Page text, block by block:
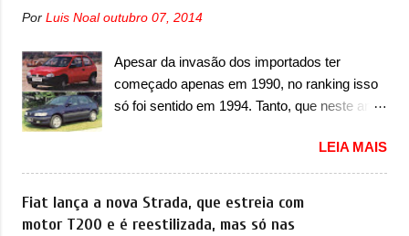
Basicamente sendo o hatch do SUV, o A05
vinculado ao SUV. Na dianteira, ele possui
faróis com um desenho mais retangular, com
um pequeno prolongamento para as laterais.
unidades afetadas precisam retornar a uma
de dois problemas. O primeiro deles será
uma atualização do software do módulo de
controle da bateria (AHCP e HCP). Para
realizada a verificação e, se necessário, a
substituição do motor do ventilador HVAC
(aquecimento, ventilação e ar-condicionado).
A marca também confirmou que “foi
Por Luis Noal outubro 07, 2014
Apesar da invasão dos importados ter
começado apenas em 1990, no ranking isso
só foi sentido em 1994. Tanto, que neste ano,
ao começar pelo Chevrolet Corsa, o mais
destacado deles no ranking que perdurou no
nosso mercado até início de 2012 e com
certeza foi um grandioso lançamento da
LEIA MAIS
Fiat lança a nova Strada, que estreia com
motor T200 e é reestilizada, mas só nas